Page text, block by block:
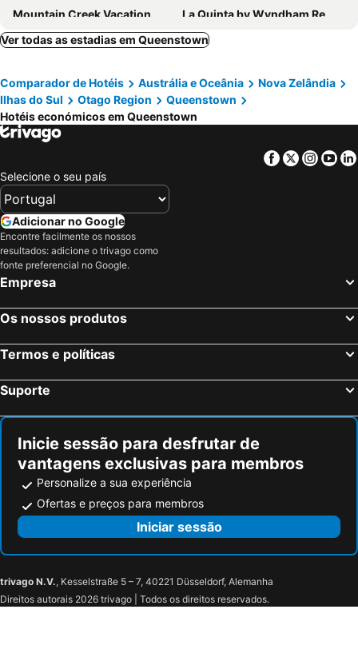
Mountain Creek Vacation
La Quinta by Wyndham Remarkables Park Queenstown
Sudima Queenstown Five Mile
Holiday Inn Queenstown Frankton Road By Ihg
Reavers Lodge
Arrowtown House Boutique Hotel
Ver todas as estadias em Queenstown
Comparador de Hotéis Austrália e Oceânia
Nova Zelândia
Ilhas do Sul
Otago Region
Queenstown
Hotéis económicos em Queenstown
Facebook
Twitter
Selecione o seu país
Adicionar no Google
Encontre facilmente os nossos
resultados: adicione o trivago como
fonte preferencial no Google.
Empresa
Os nossos produtos
Termos e políticas
Suporte
Inicie sessão para desfrutar de
vantagens exclusivas para membros
Personalize a sua experiência
Ofertas e preços para membros
Iniciar sessão
trivago N.V., Kesselstraße 5 – 7, 40221 Düsseldorf, Alemanha
Direitos autorais 2026 trivago | Todos os direitos reservados.